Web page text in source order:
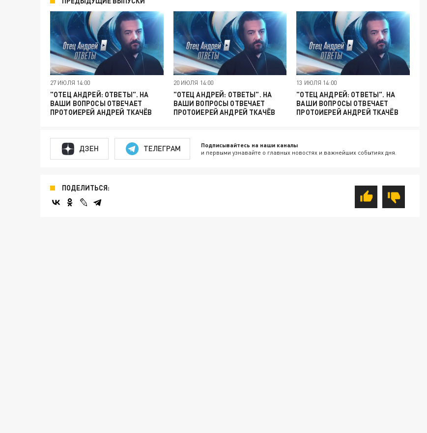
27 ИЮЛЯ 14:00
"ОТЕЦ АНДРЕЙ: ОТВЕТЫ". НА
ВАШИ ВОПРОСЫ ОТВЕЧАЕТ
ПРОТОИЕРЕЙ АНДРЕЙ ТКАЧЁВ
20 ИЮЛЯ 14:00
"ОТЕЦ АНДРЕЙ: ОТВЕТЫ". НА
ВАШИ ВОПРОСЫ ОТВЕЧАЕТ
ПРОТОИЕРЕЙ АНДРЕЙ ТКАЧЁВ
13 ИЮЛЯ 14:00
"ОТЕЦ АНДРЕЙ: ОТВЕТЫ". НА
ВАШИ ВОПРОСЫ ОТВЕЧАЕТ
ПРОТОИЕРЕЙ АНДРЕЙ ТКАЧЁВ
ДЗЕН ТЕЛЕГРАМ Подписывайтесь на наши каналы
и первыми узнавайте о главных новостях и важнейших событиях дня.
ПОДЕЛИТЬСЯ: